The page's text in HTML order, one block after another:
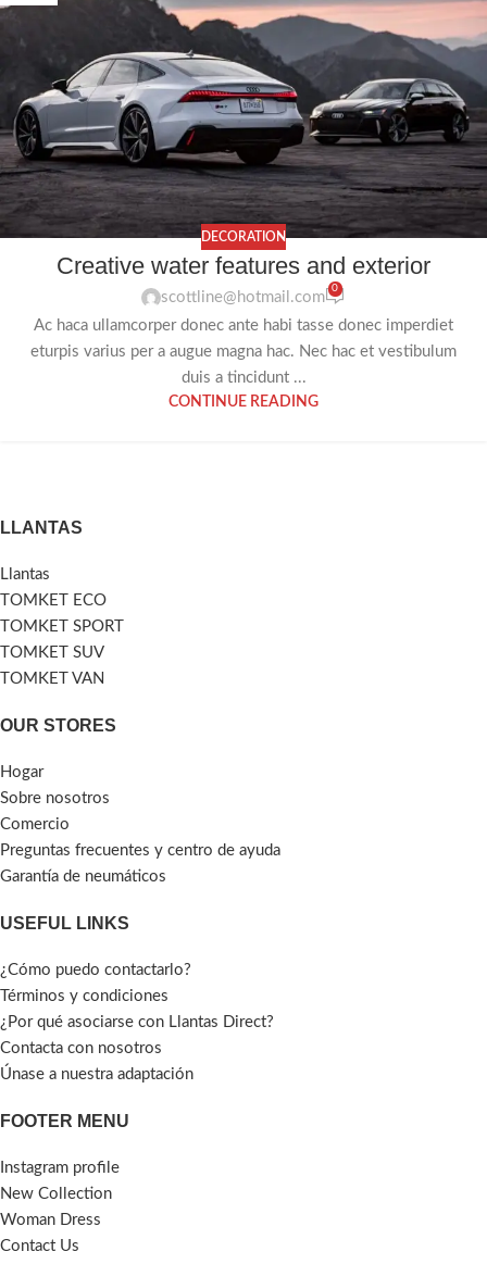
DECORATION
Creative water features and exterior
scottline@hotmail.com
0
Ac haca ullamcorper donec ante habi tasse donec imperdiet
eturpis varius per a augue magna hac. Nec hac et vestibulum
duis a tincidunt ...
CONTINUE READING
LLANTAS
Llantas
TOMKET ECO
TOMKET SPORT
TOMKET SUV
TOMKET VAN
OUR STORES
Hogar
Sobre nosotros
Comercio
Preguntas frecuentes y centro de ayuda
Garantía de neumáticos
USEFUL LINKS
¿Cómo puedo contactarlo?
Términos y condiciones
¿Por qué asociarse con Llantas Direct?
Contacta con nosotros
Únase a nuestra adaptación
FOOTER MENU
Instagram profile
New Collection
Woman Dress
Contact Us